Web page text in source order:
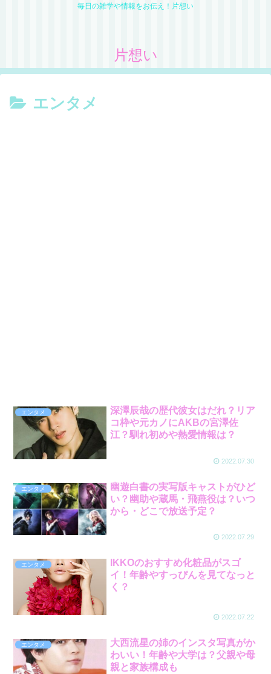
毎日の雑学や情報をお伝え！片想い
片想い
エンタメ
エンタメ
深澤辰哉の歴代彼女はだれ？リア
コ枠や元カノにAKBの宮澤佐
江？馴れ初めや熱愛情報は？
2022.07.30
エンタメ
幽遊白書の実写版キャストがひど
い？幽助や蔵馬・飛燕役は？いつ
から・どこで放送予定？
2022.07.29
エンタメ
IKKOのおすすめ化粧品がスゴ
イ！年齢やすっぴんを見てなっと
く？
2022.07.22
エンタメ
大西流星の姉のインスタ写真がか
わいい！年齢や大学は？父親や母
親と家族構成も